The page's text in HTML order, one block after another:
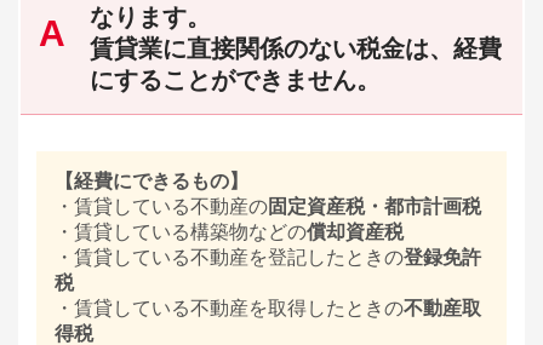
なります。
賃貸業に直接関係のない税金は、経費
にすることができません。
【経費にできるもの】
・賃貸している不動産の固定資産税・都市計画税
・賃貸している構築物などの償却資産税
・賃貸している不動産を登記したときの登録免許
税
・賃貸している不動産を取得したときの不動産取
得税